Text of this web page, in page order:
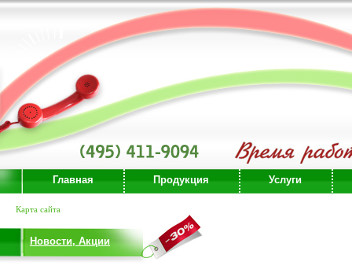
Главная Продукция Услуги
Карта сайта
Новости, Акции